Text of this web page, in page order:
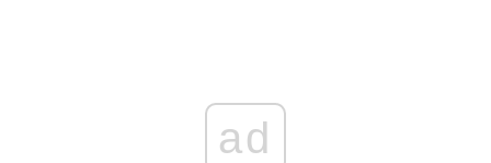
ad